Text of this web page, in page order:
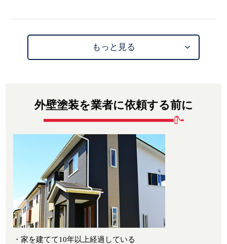
もっと見る
外壁塗装を業者に依頼する前に
・家を建てて10年以上経過している